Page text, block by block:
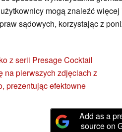
mogą znaleźć
sądowych, korzystając z
z serii Presage Cocktail
na pierwszych zdjęciach z
prezentując efektowne
Add as a
source on